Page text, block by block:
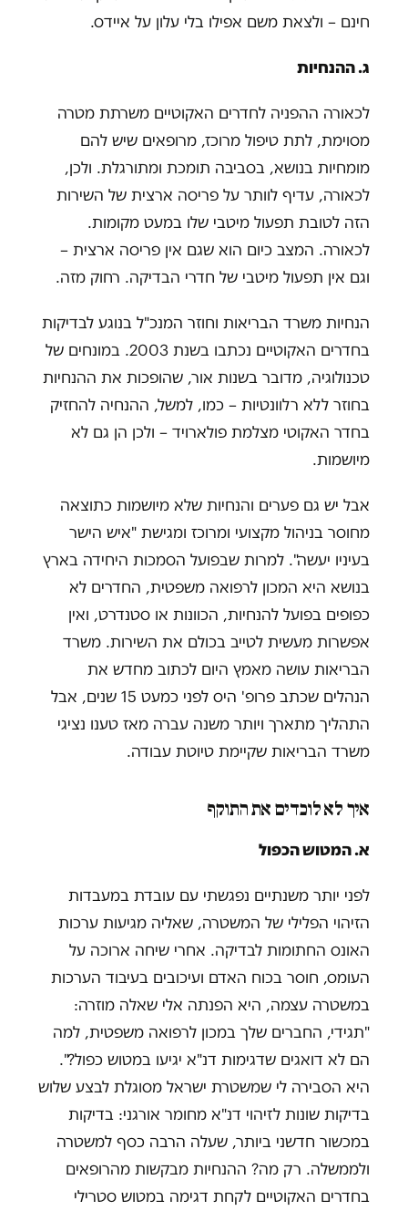
חינם – ולצאת משם אפילו בלי עלון על איידס.
ג.ההנחיות
לכאורה ההפניה לחדרים האקוטיים משרתת מטרה
מסוימת, לתת טיפול מרוכז, מרופאים שיש להם
מומחיות בנושא, בסביבה תומכת ומתורגלת. ולכן,
לכאורה, עדיף לוותר על פריסה ארצית של השירות
הזה לטובת תפעול מיטבי שלו במעט מקומות.
לכאורה. המצב כיום הוא שגם אין פריסה ארצית –
וגם אין תפעול מיטבי של חדרי הבדיקה. רחוק מזה.
הנחיות משרד הבריאות וחוזר המנכ"ל בנוגע לבדיקות
בחדרים האקוטיים נכתבו בשנת 2003. במונחים של
טכנולוגיה, מדובר בשנות אור, שהופכות את ההנחיות
בחוזר ללא רלוונטיות – כמו, למשל, ההנחיה להחזיק
בחדר האקוטי מצלמת פולארויד – ולכן הן גם לא
מיושמות.
אבל יש גם פערים והנחיות שלא מיושמות כתוצאה
מחוסר בניהול מקצועי ומרוכז ומגישת "איש הישר
בעיניו יעשה". למרות שבפועל הסמכות היחידה בארץ
בנושא היא המכון לרפואה משפטית, החדרים לא
כפופים בפועל להנחיות, הכוונות או סטנדרט, ואין
אפשרות מעשית לטייב בכולם את השירות. משרד
הבריאות עושה מאמץ היום לכתוב מחדש את
הנהלים שכתב פרופ' היס לפני כמעט 15 שנים, אבל
התהליך מתארך ויותר משנה עברה מאז טענו נציגי
משרד הבריאות שקיימת טיוטת עבודה.
איך לא לוכדים את התוקף
א.המטוש הכפול
לפני יותר משנתיים נפגשתי עם עובדת במעבדות
הזיהוי הפלילי של המשטרה, שאליה מגיעות ערכות
האונס החתומות לבדיקה. אחרי שיחה ארוכה על
העומס, חוסר בכוח האדם ועיכובים בעיבוד הערכות
במשטרה עצמה, היא הפנתה אלי שאלה מוזרה:
"תגידי, החברים שלך במכון לרפואה משפטית, למה
הם לא דואגים שדגימות דנ"א יגיעו במטוש כפול?".
היא הסבירה לי שמשטרת ישראל מסוגלת לבצע שלוש
בדיקות שונות לזיהוי דנ"א מחומר אורגני: בדיקות
במכשור חדשני ביותר, שעלה הרבה כסף למשטרה
ולממשלה. רק מה? ההנחיות מבקשות מהרופאים
בחדרים האקוטיים לקחת דגימה במטוש סטרילי